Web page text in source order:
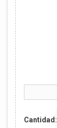
Cantidad: